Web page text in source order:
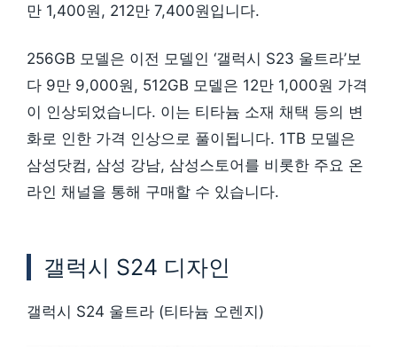
만 1,400원, 212만 7,400원입니다.
256GB 모델은 이전 모델인 ‘갤럭시 S23 울트라’보
다 9만 9,000원, 512GB 모델은 12만 1,000원 가격
이 인상되었습니다. 이는 티타늄 소재 채택 등의 변
화로 인한 가격 인상으로 풀이됩니다. 1TB 모델은
삼성닷컴, 삼성 강남, 삼성스토어를 비롯한 주요 온
라인 채널을 통해 구매할 수 있습니다.
갤럭시 S24 디자인
갤럭시 S24 울트라 (티타늄 오렌지)